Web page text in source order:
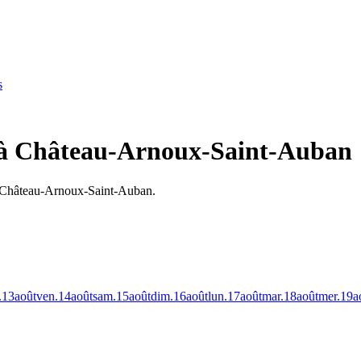
Château-Arnoux-Saint-Auban
Arnoux-Saint-Auban.
13aoûtven.14aoûtsam.15aoûtdim.16aoûtlun.17aoûtmar.18aoûtmer.19